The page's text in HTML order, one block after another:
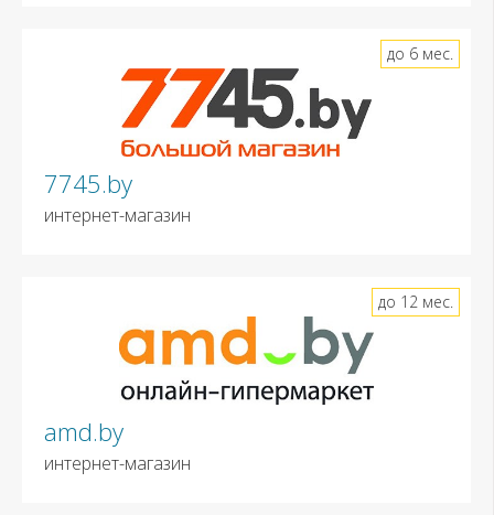
7745.by
интернет-магазин
до 6 мес.
amd.by
интернет-магазин
до 12 мес.